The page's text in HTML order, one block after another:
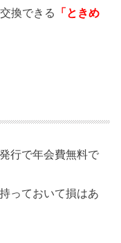
換できる
「ときめ
行で年会費無料で
っておいて損はあ